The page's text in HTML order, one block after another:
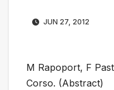
JUN 27, 2012
M Rapoport, F
Corso. (Abstract)